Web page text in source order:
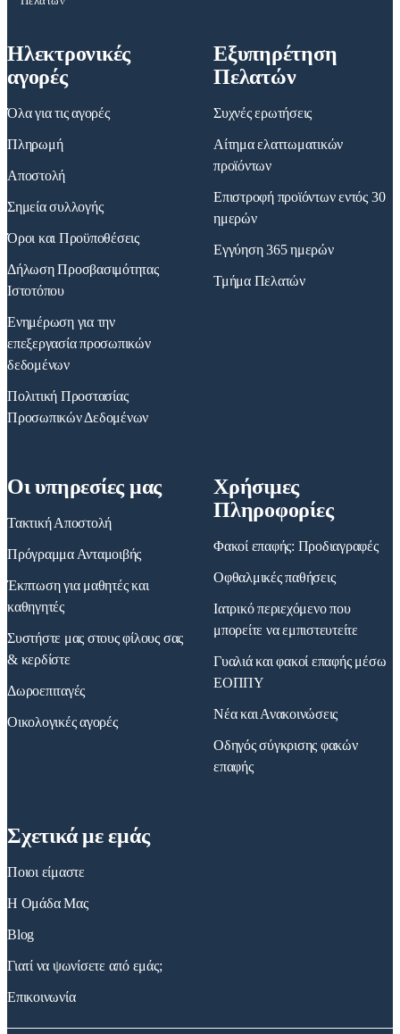
Ηλεκτρονικές
αγορές
Όλα για τις αγορές
Πληρωμή
Αποστολή
Σημεία συλλογής
Όροι και Προϋποθέσεις
Δήλωση Προσβασιμότητας
Ιστοτόπου
Ενημέρωση για την
επεξεργασία προσωπικών
δεδομένων
Πολιτική Προστασίας
Προσωπικών Δεδομένων
Εξυπηρέτηση
Πελατών
Συχνές ερωτήσεις
Αίτημα ελαττωματικών
προϊόντων
Επιστροφή προϊόντων εντός 30
ημερών
Εγγύηση 365 ημερών
Τμήμα Πελατών
Οι υπηρεσίες μας
Τακτική Αποστολή
Πρόγραμμα Ανταμοιβής
Έκπτωση για μαθητές και
καθηγητές
Συστήστε μας στους φίλους σας
& κερδίστε
Δωροεπιταγές
Οικολογικές αγορές
Χρήσιμες
Πληροφορίες
Φακοί επαφής: Προδιαγραφές
Οφθαλμικές παθήσεις
Ιατρικό περιεχόμενο που
μπορείτε να εμπιστευτείτε
Γυαλιά και φακοί επαφής μέσω
ΕΟΠΠΥ
Νέα και Ανακοινώσεις
Οδηγός σύγκρισης φακών
επαφής
Σχετικά με εμάς
Ποιοι είμαστε
Η Ομάδα Μας
Blog
Γιατί να ψωνίσετε από εμάς;
Επικοινωνία